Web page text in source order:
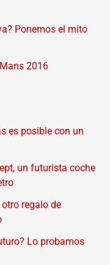
Ponemos el mito
2016
es posible con un
un futurista coche
regalo de
Lo probamos